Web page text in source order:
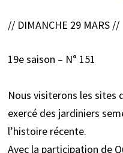
// DIMANCHE 29 MARS //
19e saison – N° 151
Nous visiterons les sites
exercé des jardiniers
l’histoire récente.
Avec la participation de